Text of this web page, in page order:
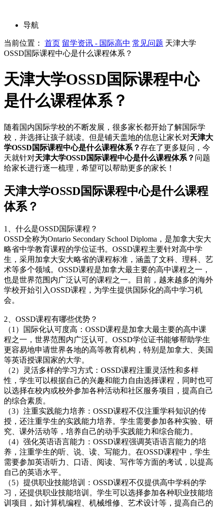
导航
当前位置： 首页 留学资讯 - 国际高中 常见问题 天津大学
OSSD国际课程中心是什么课程体系？
天津大学OSSD国际课程中心
是什么课程体系？
随着国内国际学校的不断发展，很多家长都开始了解国际学
校，并选择让孩子就读。但是铺天盖地的信息让家长对天津大
学OSSD国际课程中心是什么课程体系？存在了更多疑问，今
天就针对天津大学OSSD国际课程中心是什么课程体系？ 问题
给家长进行逐一梳理，希望可以帮助更多的家长！
天津大学OSSD国际课程中心是什么课程
体系？
1、什么是OSSD国际课程？
OSSD全称为Ontario Secondary School Diploma，是加拿大安大
略省中学教育课程的学位证书。OSSD课程主要针对高中学
生，采用加拿大安大略省的课程标准，涵盖了文科、理科、艺
术等多个领域。OSSD课程是加拿大最主要的高中课程之一，
也是世界范围内广泛认可的课程之一。目前，越来越多的海外
学校开始引入OSSD课程，为学生提供国际化的高中学习机
会。
2、OSSD课程有哪些优势？
（1）国际化认可度高：OSSD课程是加拿大最主要的高中课
程之一，世界范围内广泛认可。OSSD学位证书能够帮助学生
更容易地申请世界各地的高等教育机构，特别是加拿大、美国
等英语授课国家的大学。
（2）灵活多样的学习方式：OSSD课程注重灵活性和多样
性，学生可以根据自己的兴趣和能力自由选择课程，同时也可
以选择在校内或校外参加各种活动和社区服务项目，提高自己
的综合素质。
（3）注重实践能力培养：OSSD课程不仅注重学科知识的传
授，还注重学生的实践能力培养。学生需要参加各种实验、研
究、课外活动等，培养自己的动手实践能力和综合能力。
（4）强化英语语言能力：OSSD课程强调英语语言能力的培
养，注重学生的听、说、读、写能力。在OSSD课程中，学生
需要参加英语听力、口语、阅读、写作等方面的考试，以提高
自己的英语水平。
（5）提供职业技能培训：OSSD课程不仅提供高中学科的学
习，还提供职业技能培训。学生可以选择参加各种职业技能培
训项目，如计算机编程、机械维修、艺术设计等，提高自己的